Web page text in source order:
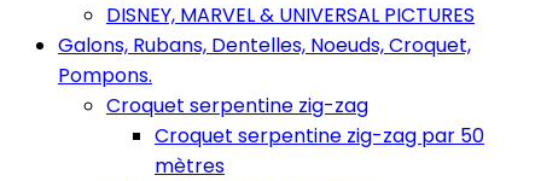
DISNEY, MARVEL & UNIVERSAL PICTURES
Galons, Rubans, Dentelles, Noeuds, Croquet,
Pompons.
Croquet serpentine zig-zag
Croquet serpentine zig-zag par 50
mètres